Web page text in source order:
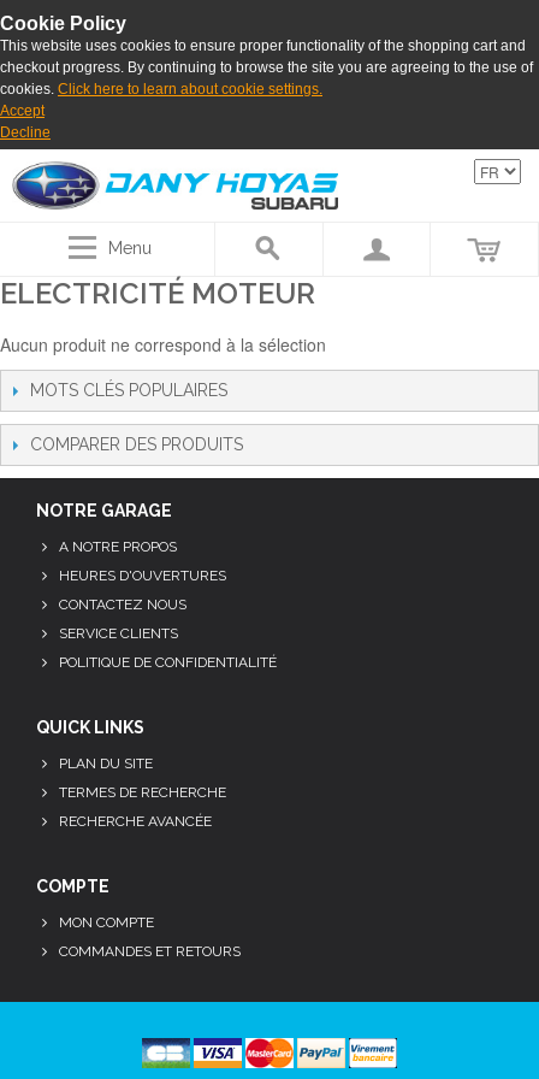
Cookie Policy
This website uses cookies to ensure proper functionality of the shopping cart and
checkout progress. By continuing to browse the site you are agreeing to the use of
cookies. Click here to learn about cookie settings.
Accept
Decline
Menu
ELECTRICITÉ MOTEUR
Aucun produit ne correspond à la sélection
MOTS CLÉS POPULAIRES
COMPARER DES PRODUITS
NOTRE GARAGE
A NOTRE PROPOS
HEURES D'OUVERTURES
CONTACTEZ NOUS
SERVICE CLIENTS
POLITIQUE DE CONFIDENTIALITÉ
QUICK LINKS
PLAN DU SITE
TERMES DE RECHERCHE
RECHERCHE AVANCÉE
COMPTE
MON COMPTE
COMMANDES ET RETOURS